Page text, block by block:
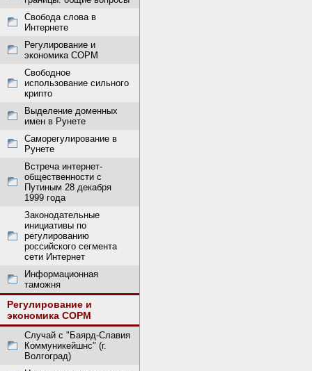
Свобода слова в
Интернете
Регулирование и
экономика СОРМ
Свободное
использование сильного
крипто
Выделение доменных
имен в Рунете
Саморегулирование в
Рунете
Встреча интернет-
общественности с
Путиным 28 декабря
1999 года
Законодательные
инициативы по
регулированию
российского сегмента
сети Интернет
Информационная
таможня
Регулирование и
экономика СОРМ
Случай с "Баярд-Славия
Коммуникейшнс" (г.
Волгоград)